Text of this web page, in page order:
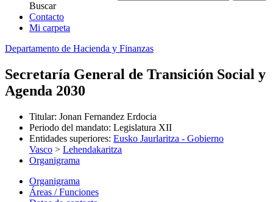
Buscar
Contacto
Mi carpeta
Departamento de Hacienda y Finanzas
Secretaría General de Transición Social y
Agenda 2030
Titular: Jonan Fernandez Erdocia
Periodo del mandato: Legislatura XII
Entidades superiores: Eusko Jaurlaritza - Gobierno
Vasco > Lehendakaritza
Organigrama
Organigrama
Áreas / Funciones